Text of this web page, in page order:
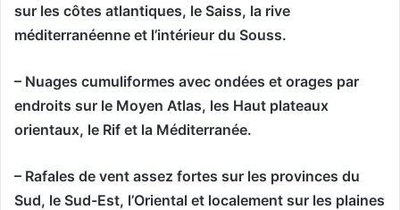
sur les côtes atlantiques, le Saiss, la rive
méditerranéenne et l’intérieur du Souss.
– Nuages cumuliformes avec ondées et orages par
endroits sur le Moyen Atlas, les Haut plateaux
orientaux, le Rif et la Méditerranée.
– Rafales de vent assez fortes sur les provinces du
Sud, le Sud-Est, l’Oriental et localement sur les plaines